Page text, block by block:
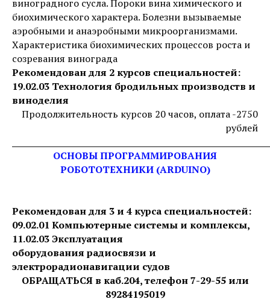
виноградного сусла. Пороки вина химического и
биохимического характера. Болезни вызываемые
аэробными и анаэробными микроорганизмами.
Характеристика биохимических процессов роста и
созревания винограда
Рекомендован для 2 курсов специальностей:
19.02.03 Технология бродильных производств и
виноделия
Продолжительность курсов 20 часов, оплата -2750
рублей
ОСНОВЫ ПРОГРАММИРОВАНИЯ
РОБОТОТЕХНИКИ (ARDUINO)
Рекомендован для 3 и 4 курса специальностей:
09.02.01 Компьютерные системы и комплексы,
11.02.03 Эксплуатация
оборудования радиосвязи и
электрорадионавигации судов
ОБРАЩАТЬСЯ в каб.204, телефон 7-29-55 или
89284195019